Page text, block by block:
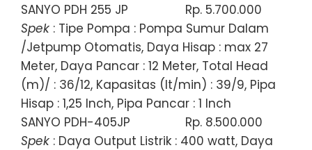
SANYO PDH 255 JP
Rp. 5.700.000
Spek : Tipe Pompa : Pompa Sumur Dalam
/Jetpump Otomatis, Daya Hisap : max 27
Meter, Daya Pancar : 12 Meter, Total Head
(m)/ : 36/12, Kapasitas (lt/min) : 39/9, Pipa
Hisap : 1,25 Inch, Pipa Pancar : 1 Inch
SANYO PDH-405JP
Rp. 8.500.000
Spek : Daya Output Listrik : 400 watt, Daya